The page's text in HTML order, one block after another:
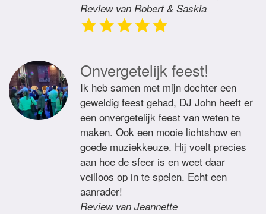
Review van Robert & Saskia
Onvergetelijk feest!
Ik heb samen met mijn dochter een
geweldig feest gehad, DJ John heeft er
een onvergetelijk feest van weten te
maken. Ook een mooie lichtshow en
goede muziekkeuze. Hij voelt precies
aan hoe de sfeer is en weet daar
veilloos op in te spelen. Echt een
aanrader!
Review van Jeannette